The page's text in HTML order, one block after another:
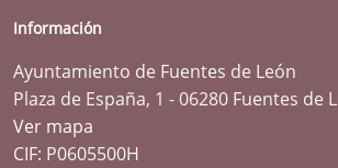
Información
Ayuntamiento de Fuentes de León
Plaza de España, 1 - 06280 Fuentes de
Ver mapa
CIF: P0605500H